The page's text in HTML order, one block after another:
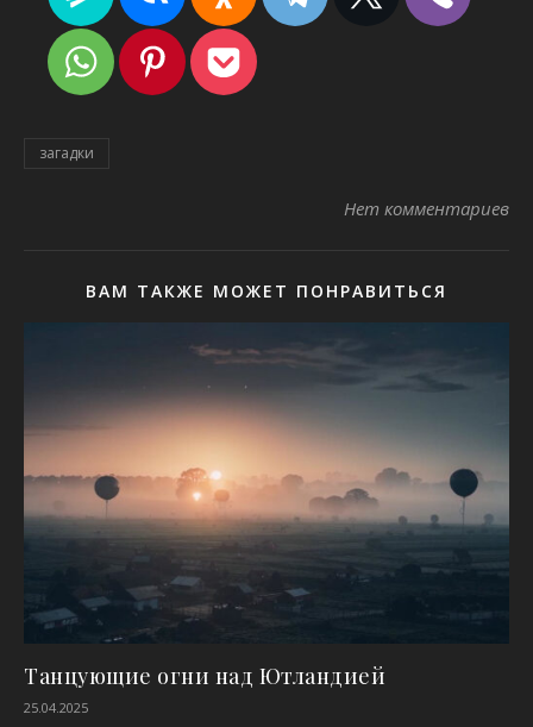
загадки
Нет комментариев
ВАМ ТАКЖЕ МОЖЕТ ПОНРАВИТЬСЯ
Танцующие огни над Ютландией
25.04.2025